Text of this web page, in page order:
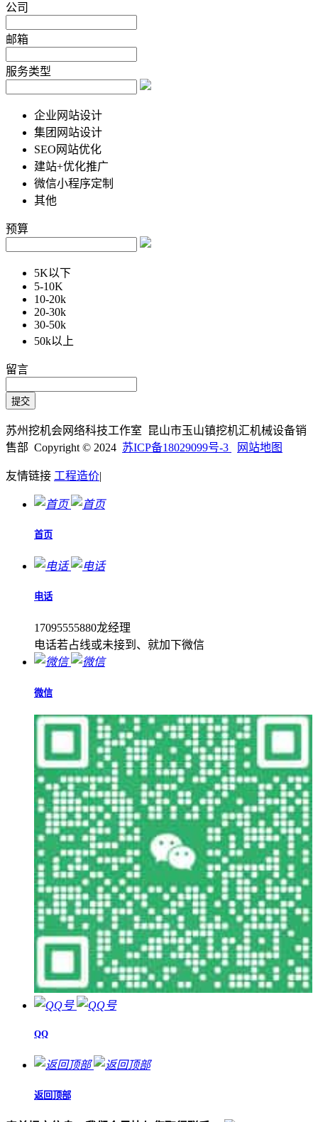
公司
邮箱
服务类型
企业网站设计
集团网站设计
SEO网站优化
建站+优化推广
微信小程序定制
其他
预算
5K以下
5-10K
10-20k
20-30k
30-50k
50k以上
留言
苏州挖机会网络科技工作室 昆山市玉山镇挖机汇机械设备销
售部 Copyright © 2024 苏ICP备18029099号-3 网站地图
友情链接 工程造价|
首页
电话
17095555880龙经理
电话若占线或未接到、就加下微信
微信
QQ
返回顶部